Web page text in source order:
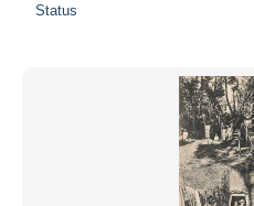
Status